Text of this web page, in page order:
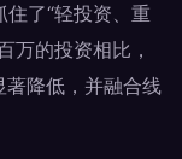
了“轻投资、重
万的投资相比，
著降低，并融合线